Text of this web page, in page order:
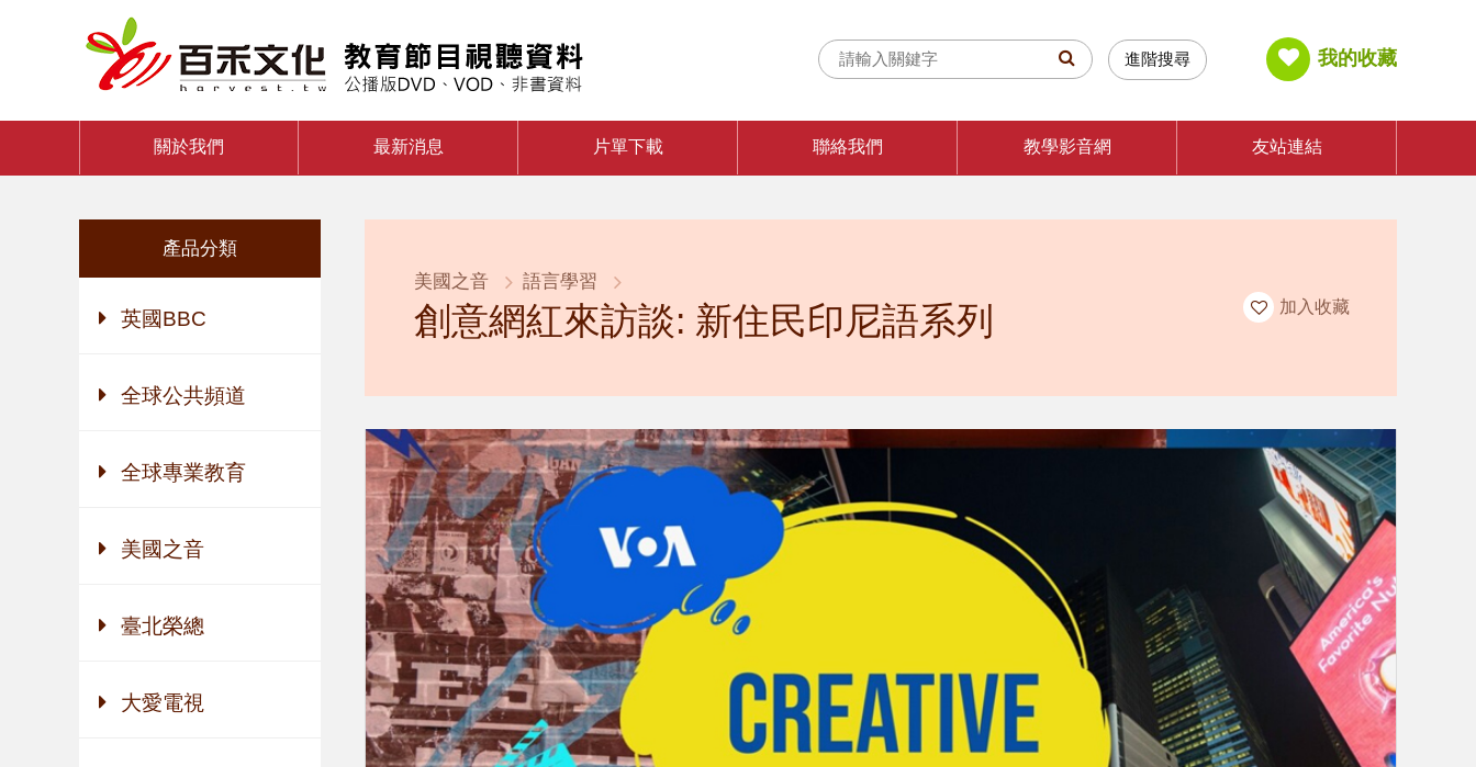
進階搜尋 我的收藏
關於我們 最新消息 片單下載 聯絡我們 教學影音網 友站連結
產品分類
英國BBC
全球公共頻道
全球專業教育
美國之音
臺北榮總
大愛電視
美國之音 語言學習
創意網紅來訪談: 新住民印尼語系列 加入收藏